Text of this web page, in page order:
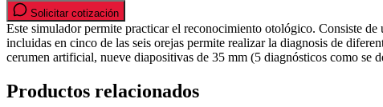
Solicitar cotización
Este simulador permite practicar el reconocimiento otológico. Consiste
incluidas en cinco de las seis orejas permite realizar la diagnosis de
cerumen artificial, nueve diapositivas de 35 mm (5 diagnósticos como se
Productos relacionados